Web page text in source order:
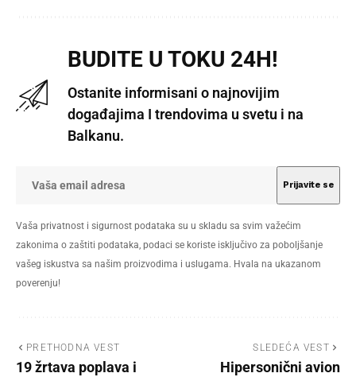
BUDITE U TOKU 24H!
Ostanite informisani o najnovijim
događajima I trendovima u svetu i na
Balkanu.
Vaša privatnost i sigurnost podataka su u skladu sa svim važećim
zakonima o zaštiti podataka, podaci se koriste isključivo za poboljšanje
vašeg iskustva sa našim proizvodima i uslugama. Hvala na ukazanom
poverenju!
PRETHODNA VEST
19 žrtava poplava i
SLEDEĆA VEST
Hipersonični avion